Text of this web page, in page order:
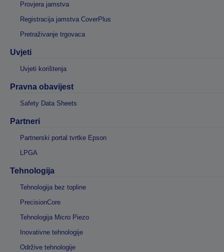
Provjera jamstva
Registracija jamstva CoverPlus
Pretraživanje trgovaca
Uvjeti
Uvjeti korištenja
Pravna obavijest
Safety Data Sheets
Partneri
Partnerski portal tvrtke Epson
LPGA
Tehnologija
Tehnologija bez topline
PrecisionCore
Tehnologija Micro Piezo
Inovativne tehnologije
Održive tehnologije